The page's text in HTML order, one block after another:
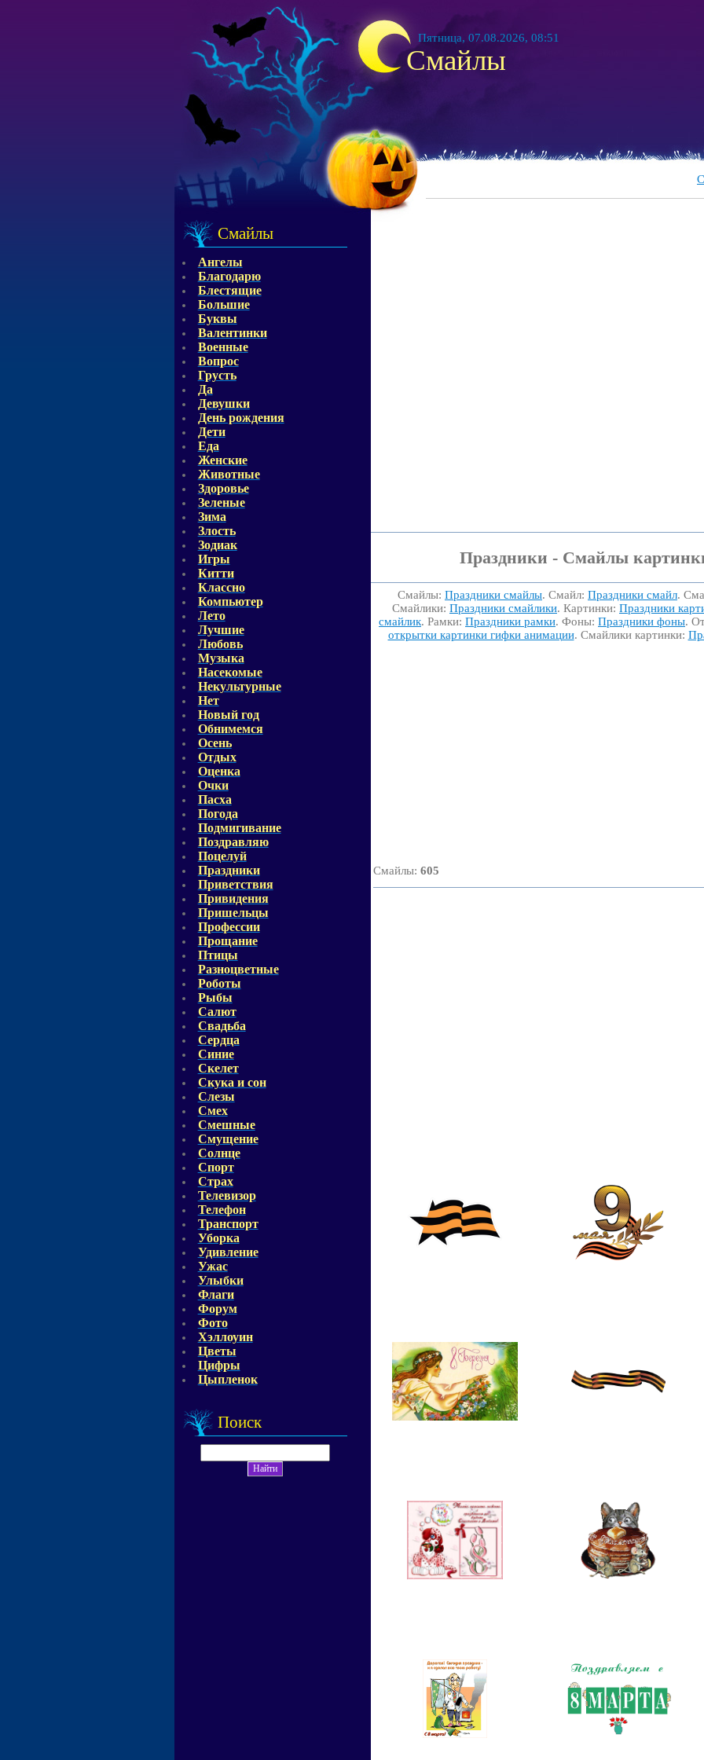
Смайлы
Пятница, 07.08.2026, 08:51
Смайлы
Ангелы
Благодарю
Блестящие
Большие
Буквы
Валентинки
Военные
Вопрос
Грусть
Да
Девушки
День рождения
Дети
Еда
Женские
Животные
Здоровье
Зеленые
Зима
Злость
Зодиак
Игры
Китти
Классно
Компьютер
Лето
Лучшие
Любовь
Музыка
Насекомые
Некультурные
Нет
Новый год
Обнимемся
Осень
Отдых
Оценка
Очки
Пасха
Погода
Подмигивание
Поздравляю
Поцелуй
Праздники
Приветствия
Привидения
Пришельцы
Профессии
Прощание
Птицы
Разноцветные
Роботы
Рыбы
Салют
Свадьба
Сердца
Синие
Скелет
Скука и сон
Слезы
Смех
Смешные
Смущение
Солнце
Спорт
Страх
Телевизор
Телефон
Транспорт
Уборка
Удивление
Ужас
Улыбки
Флаги
Форум
Фото
Хэллоуин
Цветы
Цифры
Цыпленок
Поиск
Праздники - Смайлы
Смайлы: Праздники смайлы. Смайл: Праздники смайл.
Смайлики: Праздники смайлики. Картинки: Праздники
смайлик. Рамки: Праздники рамки. Фоны: Праздники фоны.
открытки картинки гифки анимации. Смайлики картинки:
Смайлы: 605